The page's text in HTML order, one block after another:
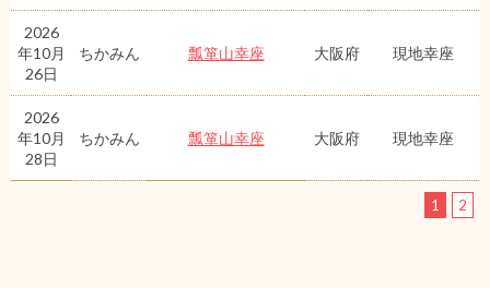
2026
年10月
26日
ちかみん 瓢箪山幸座 大阪府 現地幸座
2026
年10月
28日
ちかみん 瓢箪山幸座 大阪府 現地幸座
1 2